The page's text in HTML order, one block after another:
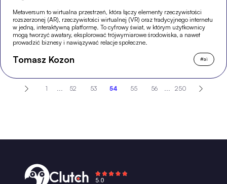
Metaversum to wirtualna przestrzeń, która łączy elementy rzeczywistości
rozszerzonej (AR), rzeczywistości wirtualnej (VR) oraz tradycyjnego internetu
w jedną, interaktywną platformę. To cyfrowy świat, w którym użytkownicy
mogą tworzyć awatary, eksplorować trójwymiarowe środowiska, a nawet
prowadzić biznesy i nawiązywać relacje społeczne.
Tomasz Kozon #ai
1 ... 52 53 54 55 56 ... 250